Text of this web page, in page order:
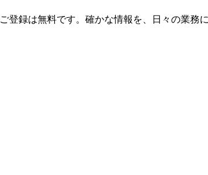
ご登録は無料です。確かな情報を、日々の業務